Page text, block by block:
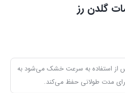
گلدن رز
از استفاده به سرعت خشک می‌شود به
مدت طولانی حفظ می‌کند.